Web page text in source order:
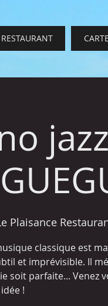
RESTAURANT CARTE
Plaisance
classique est
et imprévisible. Il
soit parfaite... Venez
idée !